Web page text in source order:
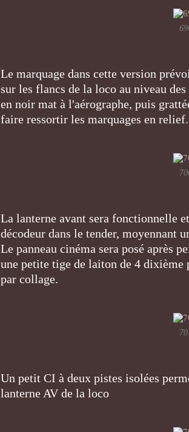
Le marquage dans cette version
sur les flancs de la loco au niveau
en noir mat à l'aérographe, puis
faire ressortir les marquages en relief.
La lanterne avant sera fonctionnelle
décodeur dans le tender, moyennant
Le panneau cinéma sera posé après
une petite tige de laiton de 4
par collage.
Un petit CI à deux pistes isolées
lanterne AV de la loco